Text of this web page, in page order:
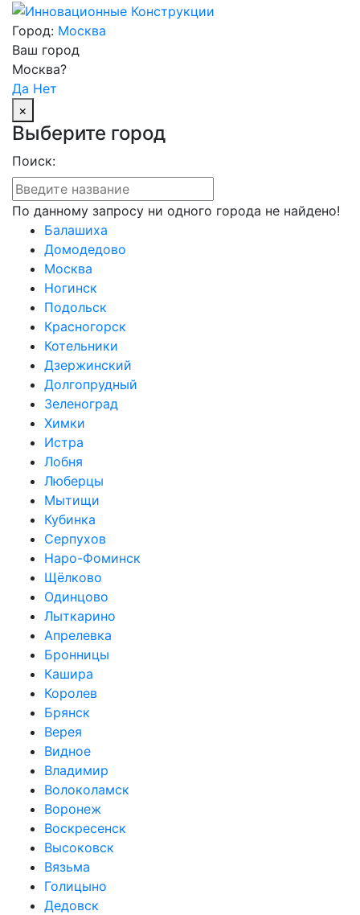
Город: Москва
Ваш город
Москва?
Да Нет
×
Выберите город
Поиск:
По данному запросу ни одного города не найдено!
Балашиха
Домодедово
Москва
Ногинск
Подольск
Красногорск
Котельники
Дзержинский
Долгопрудный
Зеленоград
Химки
Истра
Лобня
Люберцы
Мытищи
Кубинка
Серпухов
Наро-Фоминск
Щёлково
Одинцово
Лыткарино
Апрелевка
Бронницы
Кашира
Королев
Брянск
Верея
Видное
Владимир
Волоколамск
Воронеж
Воскресенск
Высоковск
Вязьма
Голицыно
Дедовск